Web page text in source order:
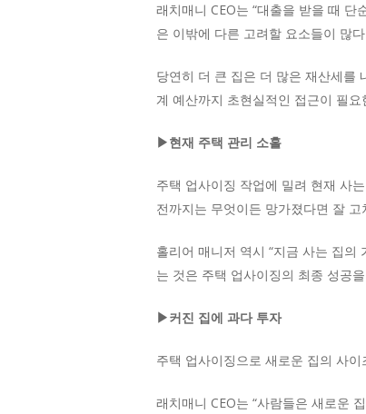
래치매니 CEO는 “대출을 받을 때
은 이밖에 다른 고려할 요소들이 많
당연히 더 큰 집은 더 많은 재산세를
계 예산까지 초현실적인 접근이 필요
▶현재 주택 관리 소홀
주택 업사이징 작업에 밀려 현재 사
전까지는 무엇이든 망가졌다면 잘
홀리어 매니저 역시 “지금 사는 집
는 것은 주택 업사이징의 최종 성공
▶커진 집에 과다 투자
주택 업사이징으로 새로운 집의 사
래치매니 CEO는 “사람들은 새로운